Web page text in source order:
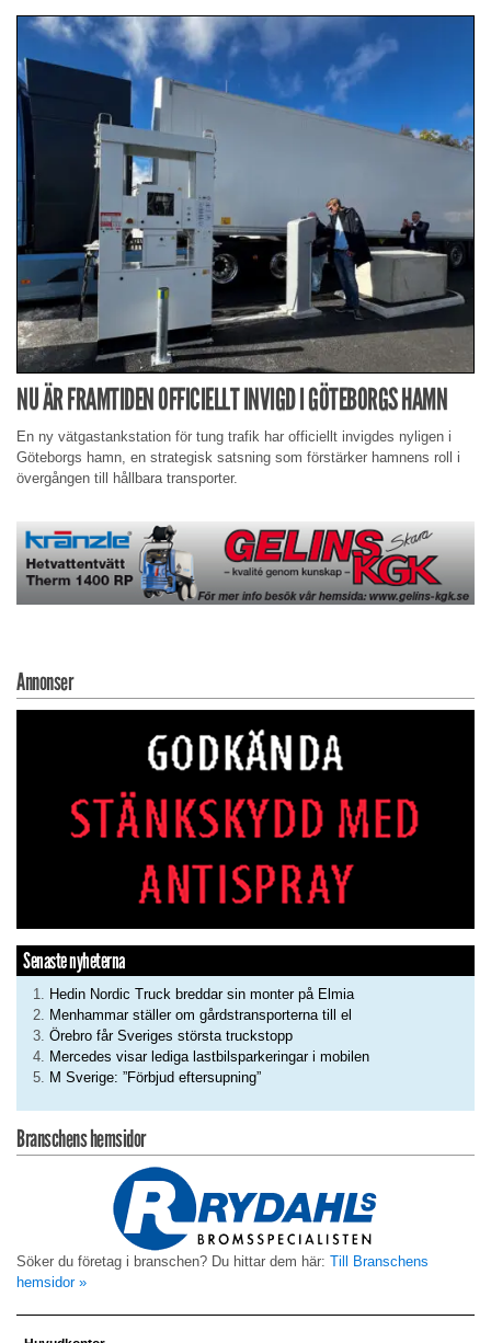
NU ÄR FRAMTIDEN OFFICIELLT INVIGD I GÖTEBORGS HAMN
En ny vätgastankstation för tung trafik har officiellt invigdes nyligen i
Göteborgs hamn, en strategisk satsning som förstärker hamnens roll i
övergången till hållbara transporter.
Annonser
Senaste nyheterna
Hedin Nordic Truck breddar sin monter på Elmia
Menhammar ställer om gårdstransporterna till el
Örebro får Sveriges största truckstopp
Mercedes visar lediga lastbilsparkeringar i mobilen
M Sverige: ”Förbjud eftersupning”
Branschens hemsidor
Söker du företag i branschen? Du hittar dem här: Till Branschens
hemsidor »